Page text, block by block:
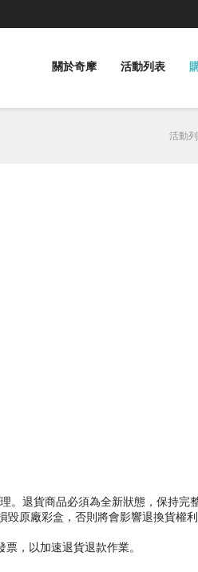
關於奇摩 活動列表
活動
。退貨商品必須為全新狀態，保持完
毀原廠彩盒，否則將會影響退換貨權
，以加速退貨退款作業。